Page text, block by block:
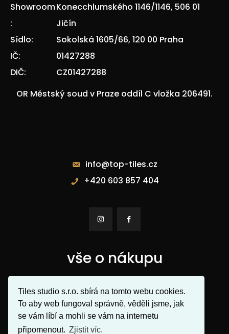
Tiles studio s.r.o. sbírá na tomto webu cookies.
To aby web fungoval správně, věděli jsme, jak
se vám líbí a mohli se vám na internetu
připomenout. Zjistit víc.
Showroom
:
Konecchlumského 1146/1146, 506 01
Jičín
Sídlo:
Sokolská 1605/66, 120 00 Praha
IČ:
01427288
DIČ:
CZ01427288
OR Městský soud v Praze oddíl C vložka 206491.
info@top-tiles.cz
+420 603 857 404
 
vše o nákupu
Obchodní podmínky
Ochrana osobních údajů
3D grafický návrh